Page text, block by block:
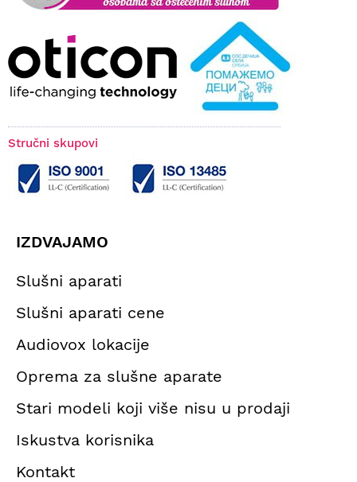
Stručni skupovi
IZDVAJAMO
Slušni aparati
Slušni aparati cene
Audiovox lokacije
Oprema za slušne aparate
Stari modeli koji više nisu u prodaji
Iskustva korisnika
Kontakt